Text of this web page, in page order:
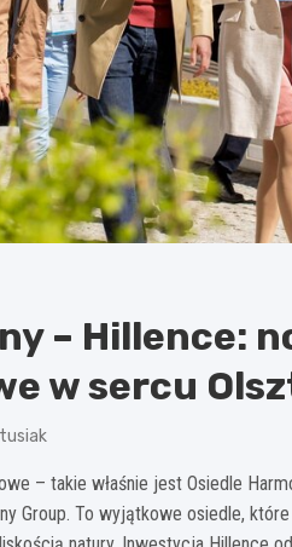
– Hillence:
w sercu
– takie właśnie jest Osiedle
Group. To wyjątkowe osiedle,